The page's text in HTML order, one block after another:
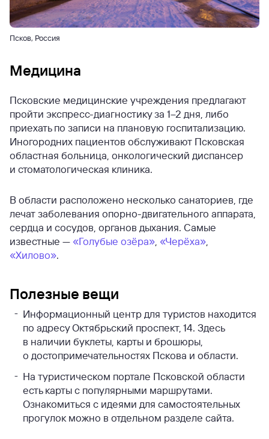
Псков, Россия
Медицина
Псковские медицинские учреждения предлагают
пройти экспресс-диагностику за 1–2 дня, либо
приехать по записи на плановую госпитализацию.
Иногородних пациентов обслуживают Псковская
областная больница, онкологический диспансер
и стоматологическая клиника.
В области расположено несколько санаториев, где
лечат заболевания опорно-двигательного аппарата,
сердца и сосудов, органов дыхания. Самые
известные — «Голубые озёра» «Черёха»
«Хилово».
Полезные вещи
Информационный центр для туристов находится
по адресу Октябрьский проспект, 14. Здесь
в наличии буклеты, карты и брошюры,
о достопримечательностях Пскова и области.
На туристическом портале Псковской области
есть карты с популярными маршрутами.
Ознакомиться с идеями для самостоятельных
прогулок можно в отдельном разделе сайта.